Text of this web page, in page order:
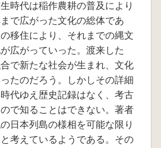
時代は稲作農耕の普及により
で広がった文化の総体であ
移住により、それまでの縄文
広がっていった。渡来した
で新たな社会が生まれ、文化
たのだろう。しかしその詳細
代ゆえ歴史記録はなく、考古
で知ることはできない。著者
日本列島の様相を可能な限り
考えているようである。その